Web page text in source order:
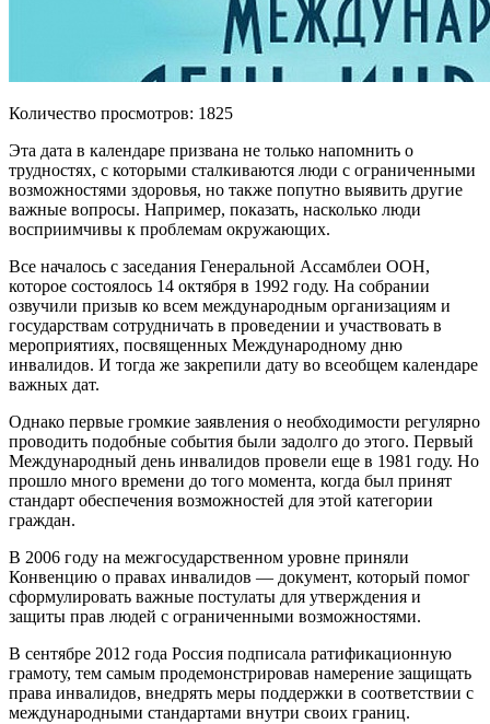
Количество просмотров: 1825
Эта дата в календаре призвана не только напомнить о
трудностях, с которыми сталкиваются люди с ограниченными
возможностями здоровья, но также попутно выявить другие
важные вопросы. Например, показать, насколько люди
восприимчивы к проблемам окружающих.
Все началось с заседания Генеральной Ассамблеи ООН,
которое состоялось 14 октября в 1992 году. На собрании
озвучили призыв ко всем международным организациям и
государствам сотрудничать в проведении и участвовать в
мероприятиях, посвященных Международному дню
инвалидов. И тогда же закрепили дату во всеобщем календаре
важных дат.
Однако первые громкие заявления о необходимости регулярно
проводить подобные события были задолго до этого. Первый
Международный день инвалидов провели еще в 1981 году. Но
прошло много времени до того момента, когда был принят
стандарт обеспечения возможностей для этой категории
граждан.
В 2006 году на межгосударственном уровне приняли
Конвенцию о правах инвалидов — документ, который помог
сформулировать важные постулаты для утверждения и
защиты прав людей с ограниченными возможностями.
В сентябре 2012 года Россия подписала ратификационную
грамоту, тем самым продемонстрировав намерение защищать
права инвалидов, внедрять меры поддержки в соответствии с
международными стандартами внутри своих границ.